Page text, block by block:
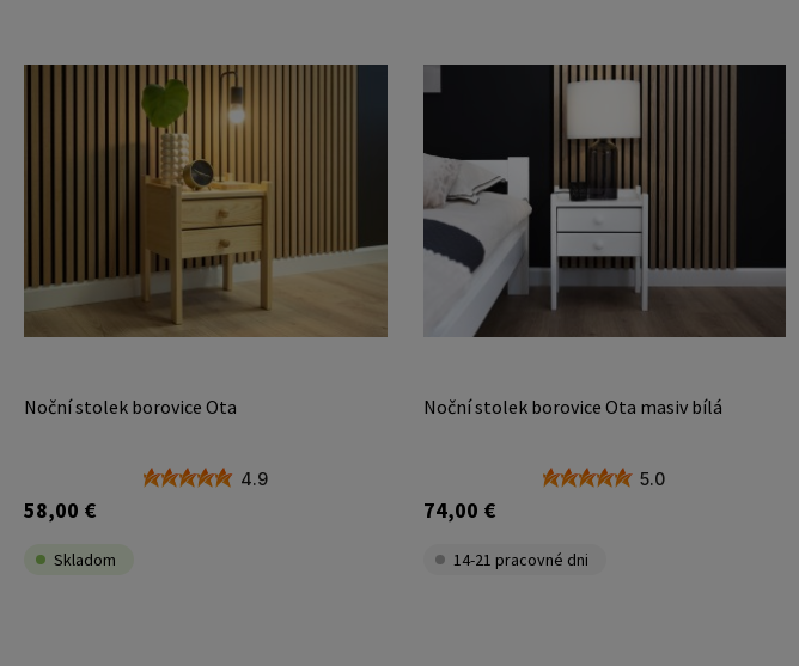
Noční stolek borovice Ota
4.9
58,00 €
Skladom
Noční stolek borovice Ota masiv bílá
5.0
74,00 €
14-21 pracovné dni